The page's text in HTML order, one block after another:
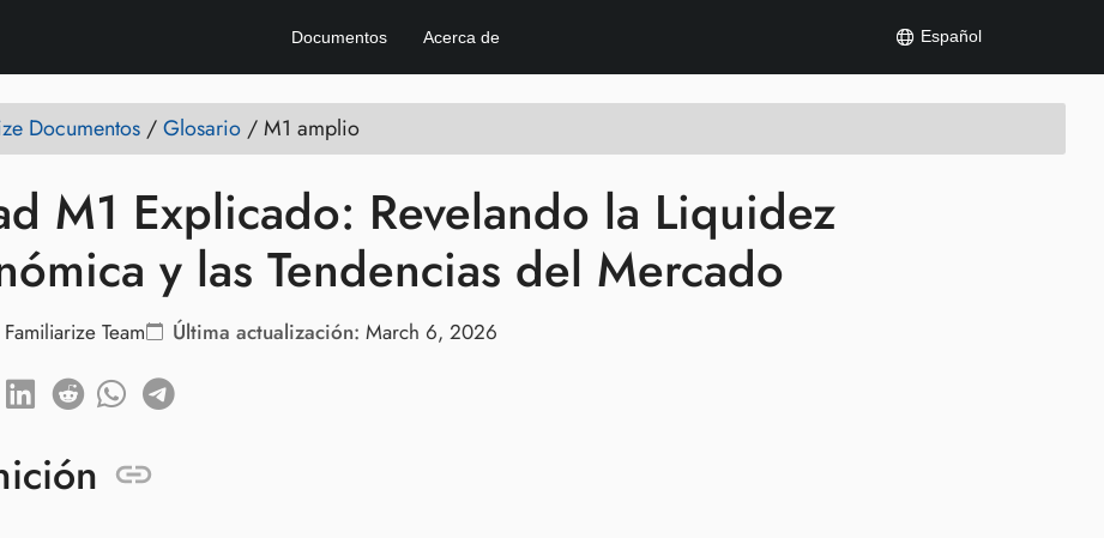
Documentos Acerca de Español
Documentos /Glosario /M1 amplio
M1 Explicado: Revelando la Liquidez
y las Tendencias del Mercado
Familiarize Team Última actualización: March 6, 2026